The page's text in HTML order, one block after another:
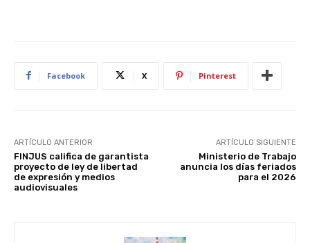
Facebook X Pinterest
ARTÍCULO ANTERIOR
FINJUS califica de garantista
proyecto de ley de libertad
de expresión y medios
audiovisuales
ARTÍCULO SIGUIENTE
Ministerio de Trabajo
anuncia los días feriados
para el 2026